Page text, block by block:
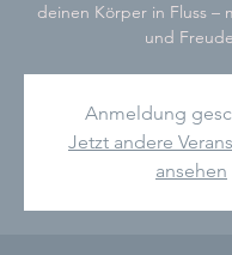
deinen Körper in Fluss –
und
Anmeldung
Jetzt andere
ansehen